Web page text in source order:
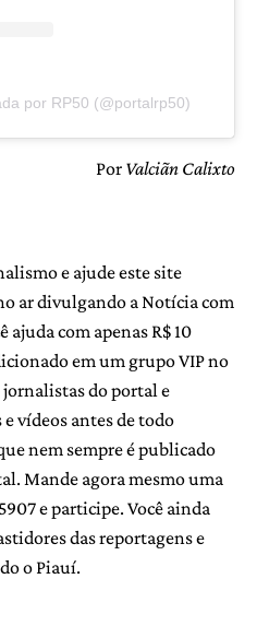
por RP50 (@portalrp50)
Por Valciãn Calixto
e ajude este site
ar divulgando a Notícia com
ajuda com apenas R$ 10
em um grupo VIP no
do portal e
vídeos antes de todo
nem sempre é publicado
Mande agora mesmo uma
e participe. Você ainda
das reportagens e
o Piauí.